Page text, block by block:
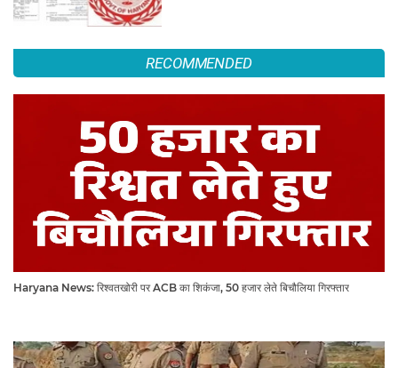
RECOMMENDED
Haryana News: रिश्वतखोरी पर ACB का शिकंजा, 50 हजार लेते बिचौलिया गिरफ्तार